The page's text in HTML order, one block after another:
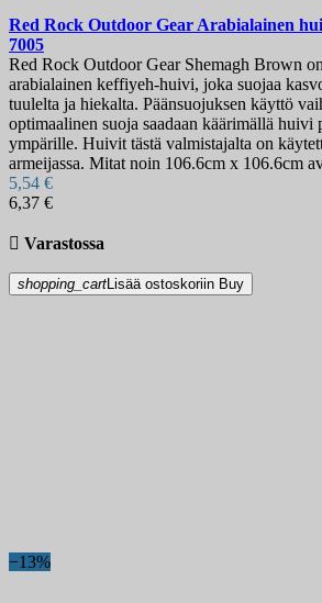
Red Rock Outdoor Gear Arabialainen
7005
Red Rock Outdoor Gear Shemagh Brown
arabialainen keffiyeh-huivi, joka suojaa
tuulelta ja hiekalta. Päänsuojuksen käyttö
optimaalinen suoja saadaan käärimällä huivi
ympärille. Huivit tästä valmistajalta on
armeijassa. Mitat noin 106.6cm x 106.6cm
5,54 €
6,37 €
 Varastossa
shopping_cartLisää ostoskoriin Buy
−13%